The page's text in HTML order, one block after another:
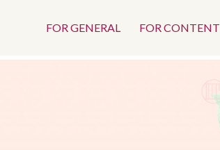
FOR GENERAL FOR CONTENT